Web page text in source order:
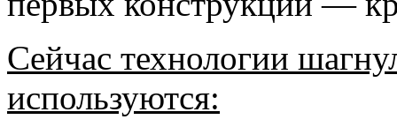
Сейчас технологии
используются: